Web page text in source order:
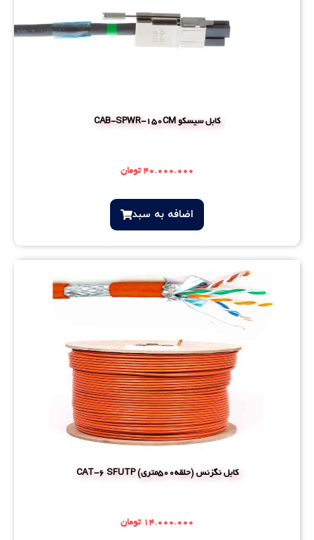
کابل سیسکو CAB-SPWR-150CM
۴۰.۰۰۰.۰۰۰ تومان
اضافه‌ به سبد
کابل نگزنس (حلقه500متری) CAT-6 SFUTP
۱۴.۰۰۰.۰۰۰ تومان